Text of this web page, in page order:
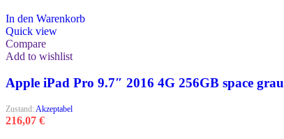
In den Warenkorb
Quick view
Compare
Add to wishlist
Apple iPad Pro 9.7″ 2016 4G 256GB space grau
Zustand: Akzeptabel
216,07 €